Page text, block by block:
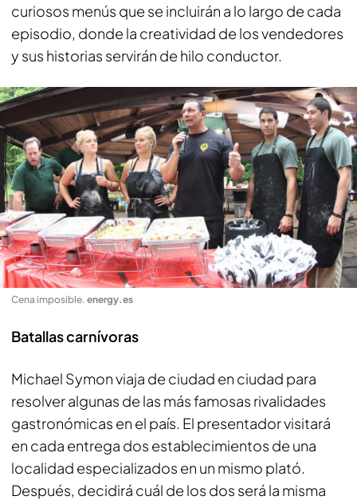
curiosos menús que se incluirán a lo largo de cada
episodio, donde la creatividad de los vendedores
y sus historias servirán de hilo conductor.
Cena imposible. energy.es
Batallas carnívoras
Michael Symon viaja de ciudad en ciudad para
resolver algunas de las más famosas rivalidades
gastronómicas en el país. El presentador visitará
en cada entrega dos establecimientos de una
localidad especializados en un mismo plató.
Después, decidirá cuál de los dos será la misma